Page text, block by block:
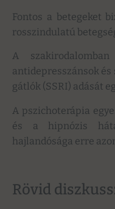
Fontos a betegeket
rosszindulatú
A
antidepresszánsok
gátlók (SSRI) adását
A pszichoterápia
és a hipnózis
hajlandósága erre
Rövid